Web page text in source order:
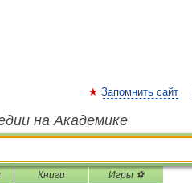
Запомнить сайт
на Академике
Книги Игры ⚽